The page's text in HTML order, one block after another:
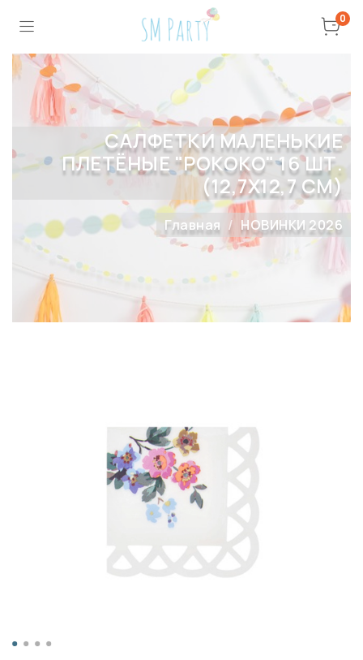
0
САЛФЕТКИ МАЛЕНЬКИЕ
ПЛЕТЁНЫЕ "РОКОКО" 16 ШТ.
(12,7Х12,7 СМ)
Главная НОВИНКИ 2026